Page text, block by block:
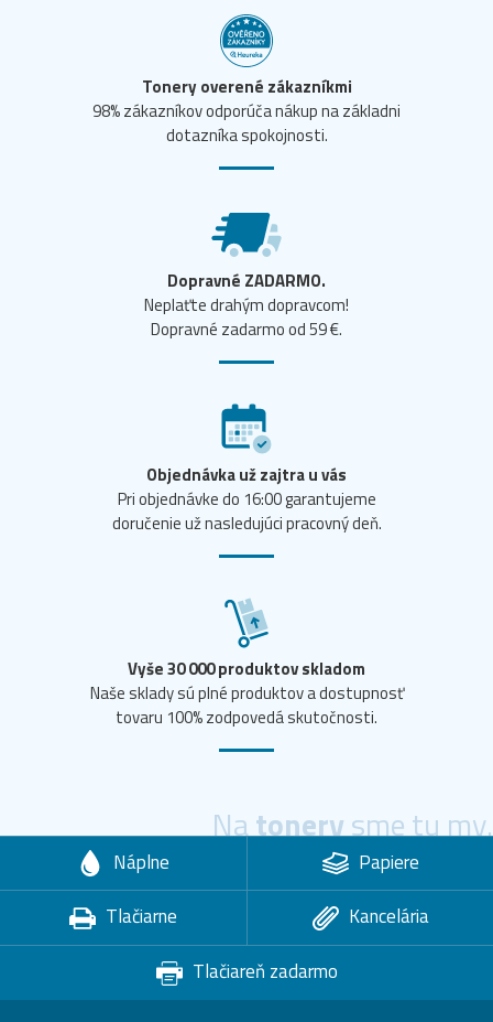
Tonery overené zákazníkmi
98% zákazníkov odporúča nákup na základni
dotazníka spokojnosti.
Dopravné ZADARMO.
Neplaťte drahým dopravcom!
Dopravné zadarmo od 59 €.
Objednávka už zajtra u vás
Pri objednávke do 16:00 garantujeme
doručenie už nasledujúci pracovný deň.
Vyše 30 000 produktov skladom
Naše sklady sú plné produktov a dostupnosť
tovaru 100% zodpovedá skutočnosti.
Natonerysme tu my.
Náplne
Papiere
Tlačiarne
Kancelária
Tlačiareň zadarmo